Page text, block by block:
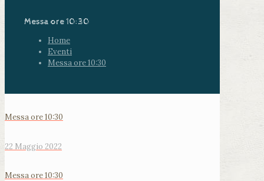
Messa ore 10:30
Home
Eventi
Messa ore 10:30
Messa ore 10:30
22 Maggio 2022
Messa ore 10:30